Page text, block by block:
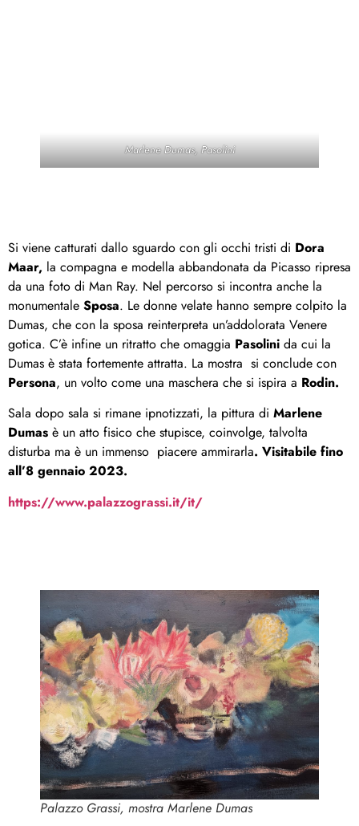
Marlene Dumas, Pasolini
Si viene catturati dallo sguardo con gli occhi tristi di Dora
Maar, la compagna e modella abbandonata da Picasso ripresa
da una foto di Man Ray. Nel percorso si incontra anche la
monumentale Sposa. Le donne velate hanno sempre colpito la
Dumas, che con la sposa reinterpreta un’addolorata Venere
gotica. C’è infine un ritratto che omaggia Pasolini da cui la
Dumas è stata fortemente attratta. La mostra si conclude con
Persona, un volto come una maschera che si ispira a Rodin.
Sala dopo sala si rimane ipnotizzati, la pittura di Marlene
Dumas è un atto fisico che stupisce, coinvolge, talvolta
disturba ma è un immenso piacere ammirarla. Visitabile fino
all’8 gennaio 2023.
https://www.palazzograssi.it/it/
Palazzo Grassi, mostra Marlene Dumas